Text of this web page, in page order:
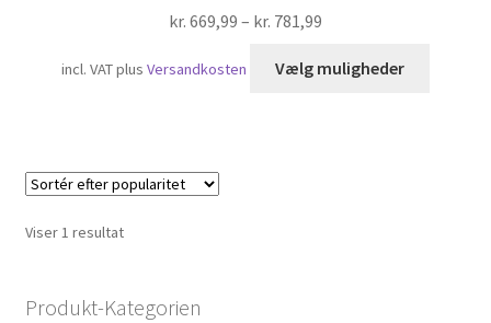
kr. 669,99 – kr. 781,99
incl. VATplusVersandkosten Vælg muligheder
Viser 1 resultat
Produkt-Kategorien